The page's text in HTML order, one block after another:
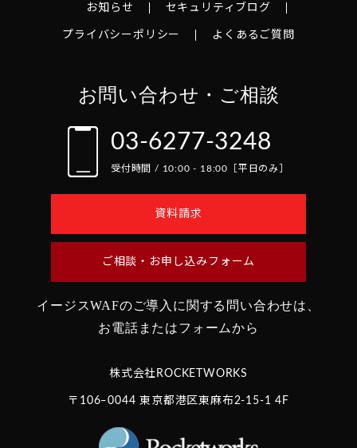
お知らせ セキュリティブログ
プライバシーポリシー よくあるご質問
お問い合わせ・ご相談
03-6277-3248
受付時間 / 10:00 - 18:00［平日のみ］
資料請求
ご相談・お申し込みフォーム
イージスWAFのご導入に関する問い合わせは、
お電話またはフォームから
株式会社ROCKETWORKS
〒106‒0044 東京都港区東麻布2-15-1 4F